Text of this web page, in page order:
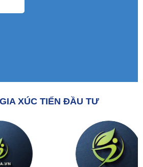
XÚC TIẾN ĐẦU TƯ